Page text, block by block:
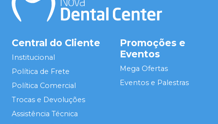
Central do Cliente
Institucional
Política de Frete
Política Comercial
Trocas e Devoluções
Assistência Técnica
Promoções e
Eventos
Mega Ofertas
Eventos e Palestras